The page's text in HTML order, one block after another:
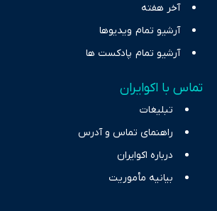
آخر هفته
آرشیو تمام ویدیوها
آرشیو تمام پادکست ها
تماس با اکوایران
تبلیغات
راهنمای تماس و آدرس
درباره اکوایران
بیانیه مأموریت